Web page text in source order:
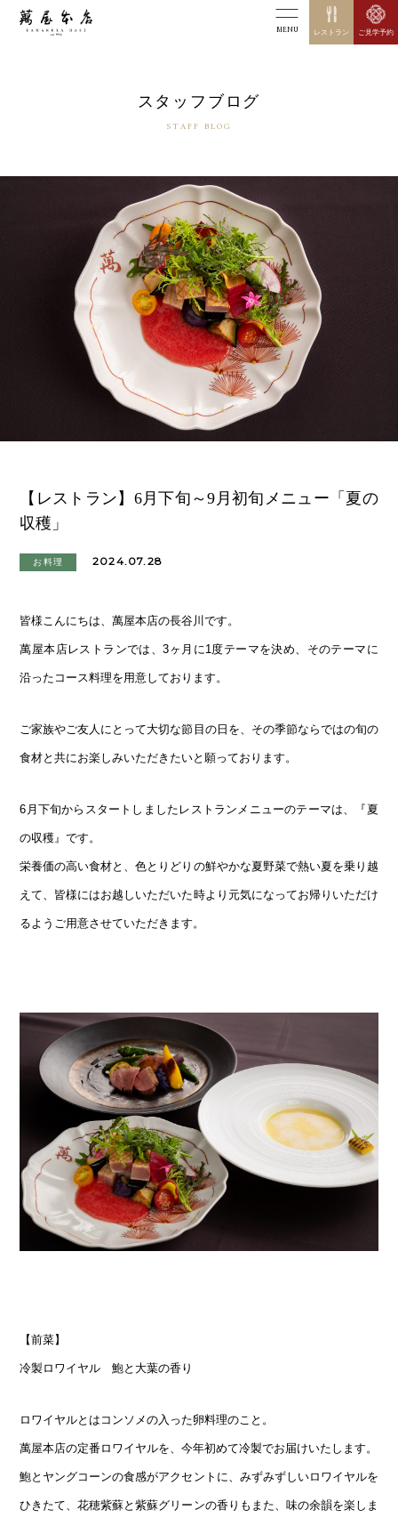
MENU ご見学予約
レストラン
スタッフブログ
STAFF BLOG
【レストラン】6月下旬～9月初旬メニュー「夏の
収穫」
お料理 2024.07.28
皆様こんにちは、萬屋本店の長谷川です。
萬屋本店レストランでは、3ヶ月に1度テーマを決め、そのテーマに
沿ったコース料理を用意しております。
ご家族やご友人にとって大切な節目の日を、その季節ならではの旬の
食材と共にお楽しみいただきたいと願っております。
6月下旬からスタートしましたレストランメニューのテーマは、『夏
の収穫』です。
栄養価の高い食材と、色とりどりの鮮やかな夏野菜で熱い夏を乗り越
えて、皆様にはお越しいただいた時より元気になってお帰りいただけ
るようご用意させていただきます。
【前菜】
冷製ロワイヤル 鮑と大葉の香り
ロワイヤルとはコンソメの入った卵料理のこと。
萬屋本店の定番ロワイヤルを、今年初めて冷製でお届けいたします。
鮑とヤングコーンの食感がアクセントに、みずみずしいロワイヤルを
ひきたて、花穂紫蘇と紫蘇グリーンの香りもまた、味の余韻を楽しま